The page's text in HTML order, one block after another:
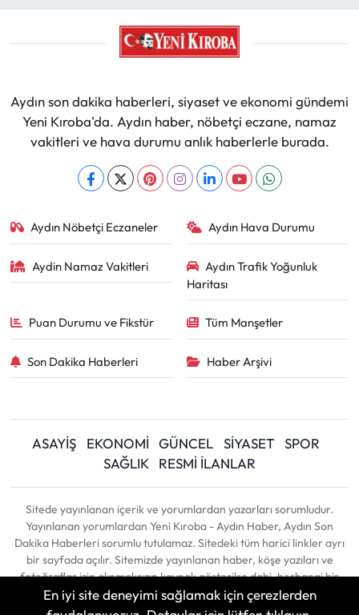
Aydın son dakika haberleri, siyaset ve ekonomi gündemi
Yeni Kıroba'da. Aydın haber, nöbetçi eczane, namaz
vakitleri ve hava durumu anlık haberlerle burada.
Aydın Nöbetçi Eczaneler Aydın Hava Durumu
Aydin Namaz Vakitleri
Aydın Trafik Yoğunluk
Haritası
Puan Durumu ve Fikstür Tüm Manşetler
Son Dakika Haberleri Haber Arşivi
ASAYİŞ EKONOMİ GÜNCEL SİYASET
SPOR
SAĞLIK
RESMİ İLANLAR
Sitede yayınlanan içerik ve yorumlardan yazarları sorumludur.
Yayınlanan yorumlardan Yeni Kıroba - Aydın Haber, Aydın Son
Dakika Haberleri sorumlu tutulamaz. Sitedeki tüm harici linkler ayrı
bir sayfada açılır. Sitemizde yayınlanan haber, köşe yazıları ve
fotoğraflar izin alınmaksızın kaynak gösterilse dahi, herhangi bir
ortamda kullanılamaz ve yayınlanamaz
En iyi site deneyimi sağlamak için çerezlerden